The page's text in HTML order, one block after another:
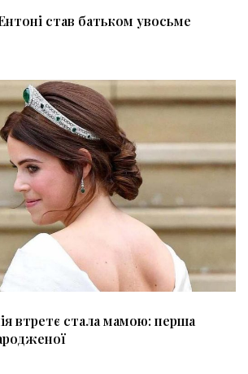
став батьком увосьме
втретє стала мамою: перша